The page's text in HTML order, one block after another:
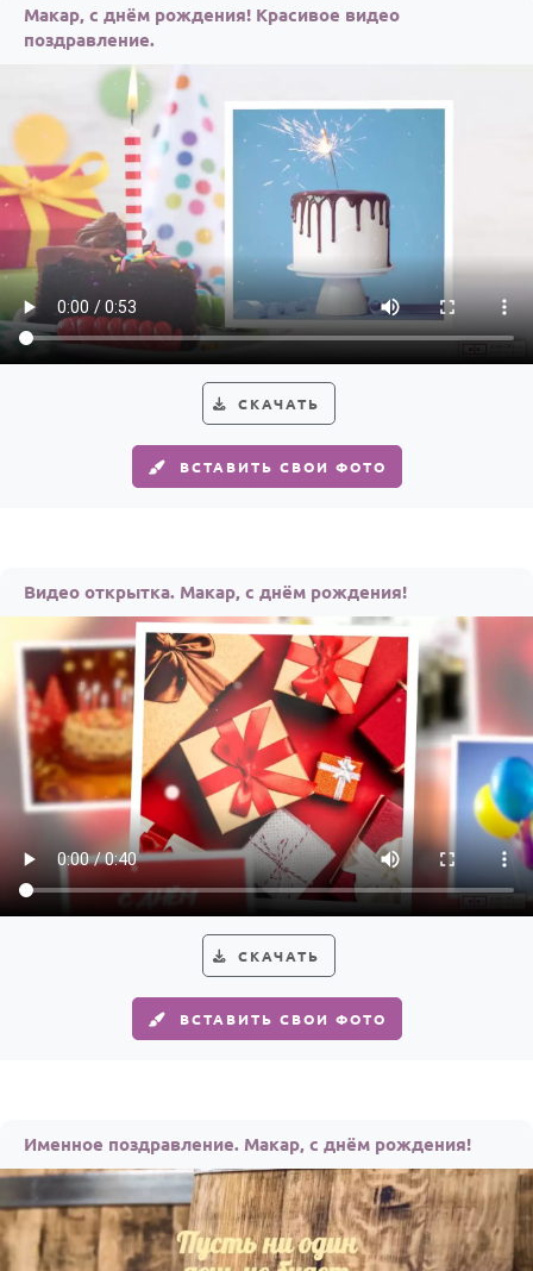
Макар, с днём рождения! Красивое видео
поздравление.
СКАЧАТЬ
ВСТАВИТЬ СВОИ ФОТО
Видео открытка. Макар, с днём рождения!
СКАЧАТЬ
ВСТАВИТЬ СВОИ ФОТО
Именное поздравление. Макар, с днём рождения!